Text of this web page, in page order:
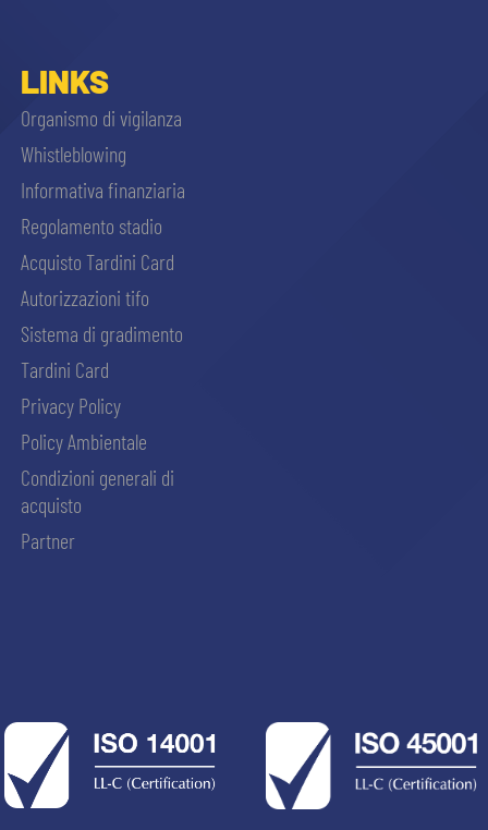
LINKS
Organismo di vigilanza
Whistleblowing
Informativa finanziaria
Regolamento stadio
Acquisto Tardini Card
Autorizzazioni tifo
Sistema di gradimento
Tardini Card
Privacy Policy
Policy Ambientale
Condizioni generali di
acquisto
Partner